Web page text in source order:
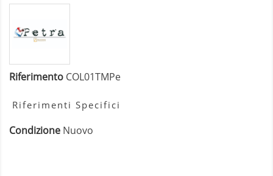
Riferimento COL01TMPe
Riferimenti Specifici
Condizione Nuovo